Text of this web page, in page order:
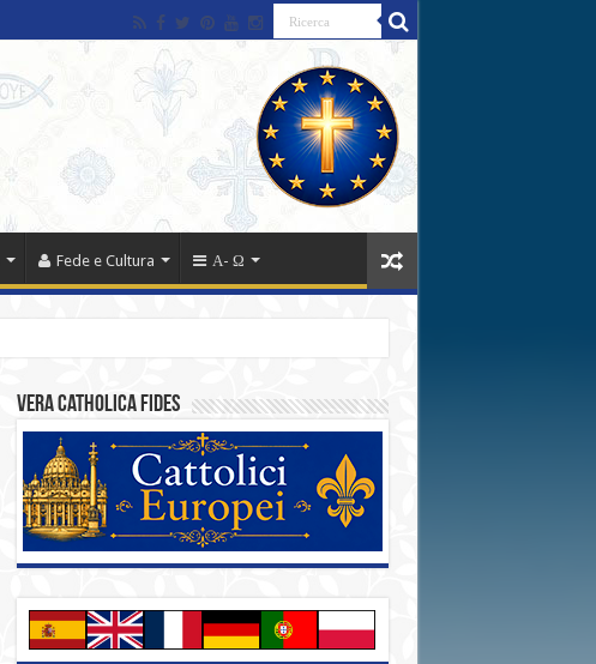
Fede e Cultura Α- Ω
Vera catholica fides